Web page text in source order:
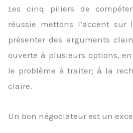
Les cinq piliers de
réussie mettons l’accent sur
présenter des arguments
ouverte à plusieurs options,
le problème à traiter; à la
claire.
Un bon négociateur est un